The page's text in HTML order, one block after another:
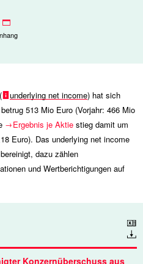
underlying net income) hat sich
513 Mio Euro (Vorjahr: 466 Mio
Ergebnis je Aktie stieg damit um
Euro). Das underlying net income
dazu zählen
und Wertberichtigungen auf
Download
Konzernüberschuss aus